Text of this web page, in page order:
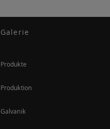
Galerie
Produkte
Produktion
Galvanik